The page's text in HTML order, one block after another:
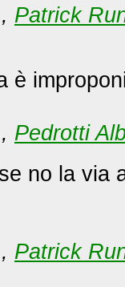
Patrick
è
Pedrotti
no la via
Patrick